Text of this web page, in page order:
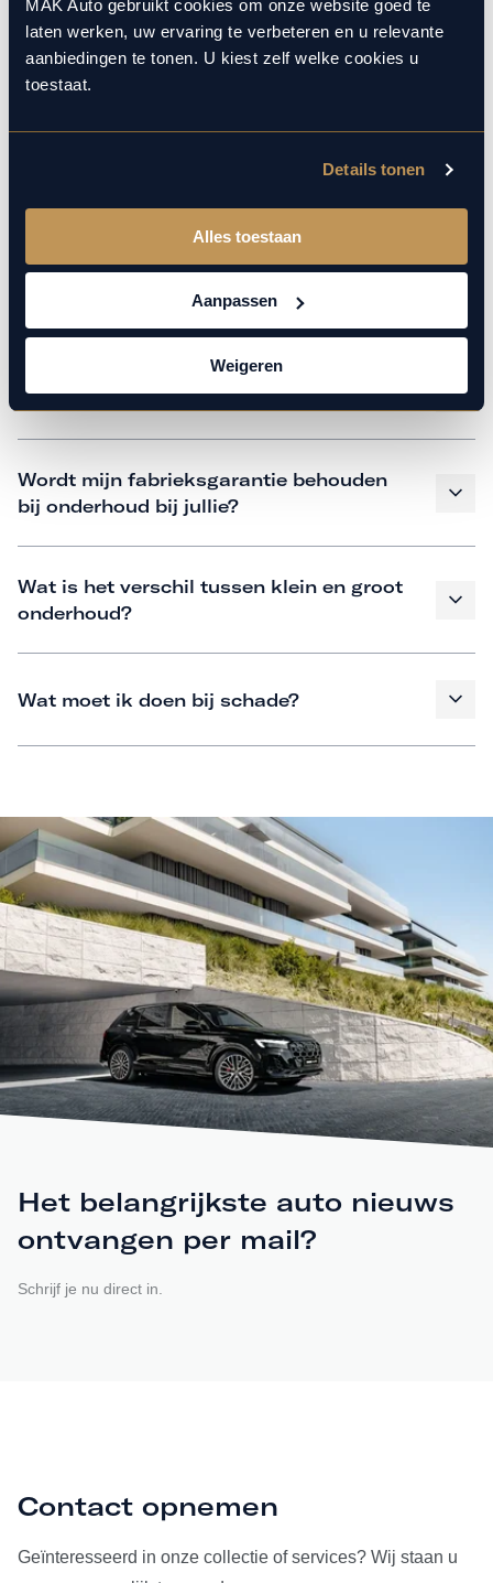
MAK Auto gebruikt cookies om onze website goed te
laten werken, uw ervaring te verbeteren en u relevante
aanbiedingen te tonen. U kiest zelf welke cookies u
toestaat.
Details tonen
Alles toestaan
Aanpassen
Weigeren
verzorgen het onderhoud op hetzelfde niveau als een
merkdealer, met behoud van de fabrieksgarantie. Kom
gerust langs in onze werkplaats voor een APK of een
Hoe weet ik welk onderhoud mijn
auto nodig heeft en wanneer?
Is vervangend vervoer mogelijk?
Wordt mijn fabrieksgarantie behouden
bij onderhoud bij jullie?
Wat is het verschil tussen klein en groot
onderhoud?
Wat moet ik doen bij schade?
Het belangrijkste auto nieuws
ontvangen per mail?
Schrijf je nu direct in.
Contact opnemen
Geïnteresseerd in onze collectie of services? Wij staan u